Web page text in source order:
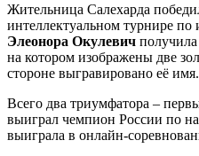
Жительница Салехарда
интеллектуальном турнире по
Элеонора Окулевич
на котором изображены две
стороне выгравировано её имя.
Всего два триумфатора –
выиграл чемпион России по
выиграла в онлайн-